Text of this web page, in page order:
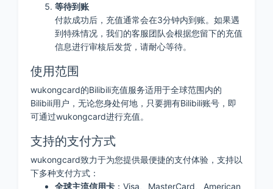
等待到账
付款成功后，充值通常会在3分钟内到账。如果遇
到特殊情况，我们的客服团队会根据您留下的充值
信息进行审核后发货，请耐心等待。
使用范围
wukongcard的Bilibili充值服务适用于全球范围内的
Bilibili用户，无论您身处何地，只要拥有Bilibili账号，即
可通过wukongcard进行充值。
支持的支付方式
wukongcard致力于为您提供最便捷的支付体验，支持以
下多种支付方式：
全球主流信用卡 ：Visa、MasterCard、American